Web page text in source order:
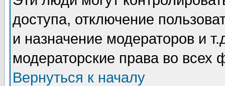
доступа, отключение
и назначение модераторов и
модераторские права во всех
Вернуться к началу